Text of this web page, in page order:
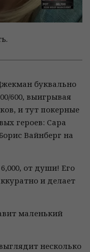
буквально
600, выигрывая
и тут покерные
героев: Сара
Вайнберг на
от души! Его
и делает
маленький
несколько